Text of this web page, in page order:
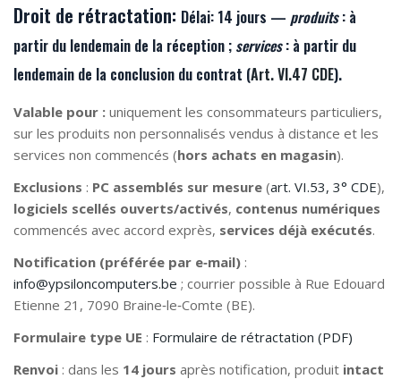
Droit de rétractation: Délai: 14 jours — produits: à
partir du lendemain de la réception ; services: à partir du
lendemain de la conclusion du contrat (Art. VI.47 CDE).
Valable pour : uniquement les consommateurs particuliers,
sur les produits non personnalisés vendus à distance et les
services non commencés (hors achats en magasin).
Exclusions : PC assemblés sur mesure (art. VI.53, 3° CDE),
logiciels scellés ouverts/activés, contenus numériques
commencés avec accord exprès, services déjà exécutés.
Notification (préférée par e‑mail) :
info@ypsiloncomputers.be ; courrier possible à Rue Edouard
Etienne 21, 7090 Braine‑le‑Comte (BE).
Formulaire type UE : Formulaire de rétractation (PDF)
Renvoi : dans les 14 jours après notification, produit intact